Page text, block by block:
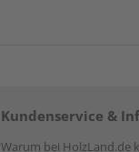
Kundenservice &
Warum bei HolzLand.de